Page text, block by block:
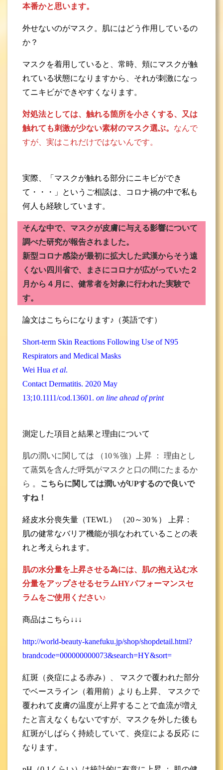
本番かと思います。
外せないのがマスク。肌にはどう作用しているの
か？
マスクを着用していると、常時、頬にマスクが触
れている状態になりますから、それが刺激になっ
てニキビができやすくなります。
対処法としては、触れる箇所を小さくする、又は
触れても刺激が少ない素材のマスク選ぶ。 なんで
すが、実はこれだけではないんです。
実際、「マスクが触れる部分にニキビができ
て・・・」というご相談は、コロナ禍の中で私も
何人も経験しています。
そんな中で、マスクが皮膚に与える影響について
調べた研究が報告されました。
新型コロナ感染が最初に拡大した武漢からそう遠
くない四川省で、まさにコロナが広がっていた２
月から４月に、健常者を対象に行われた実験で
す。
論文はこちらになります♪（英語です）
Short-term Skin Reactions Following Use of N95
Respirators and Medical Masks
Wei Hua et al.
Contact Dermatitis. 2020 May
13;10.1111/cod.13601. on line ahead of print
測定した項目と結果と理由について
肌の潤いに関しては （10％強）上昇 ： 理由とし
て蒸気を含んだ呼気がマスクと口の間にたまるか
ら 。
こちらに関しては潤いがUPするので良いで
すね！
経皮水分喪失量（TEWL） （20～30％） 上昇：
肌の健常なバリア機能が損なわれていることの表
れと考えられます。
肌の水分量を上昇させる為には、肌の抱え込む水
分量をアップさせるセラムHYパフォーマンスセ
ラムをご使用ください♪
商品はこちら↓↓↓
http://world-beauty-kanefuku.jp/shop/shopdetail.html?
brandcode=000000000073&search=HY&sort=
紅斑（炎症による赤み）、 マスクで覆われた部分
でベースライン（着用前）よりも上昇、 マスクで
覆われて皮膚の温度が上昇することで血流が増え
たと言えなくもないですが、マスクを外した後も
紅斑がしばらく持続していて、炎症による反応 に
なります。